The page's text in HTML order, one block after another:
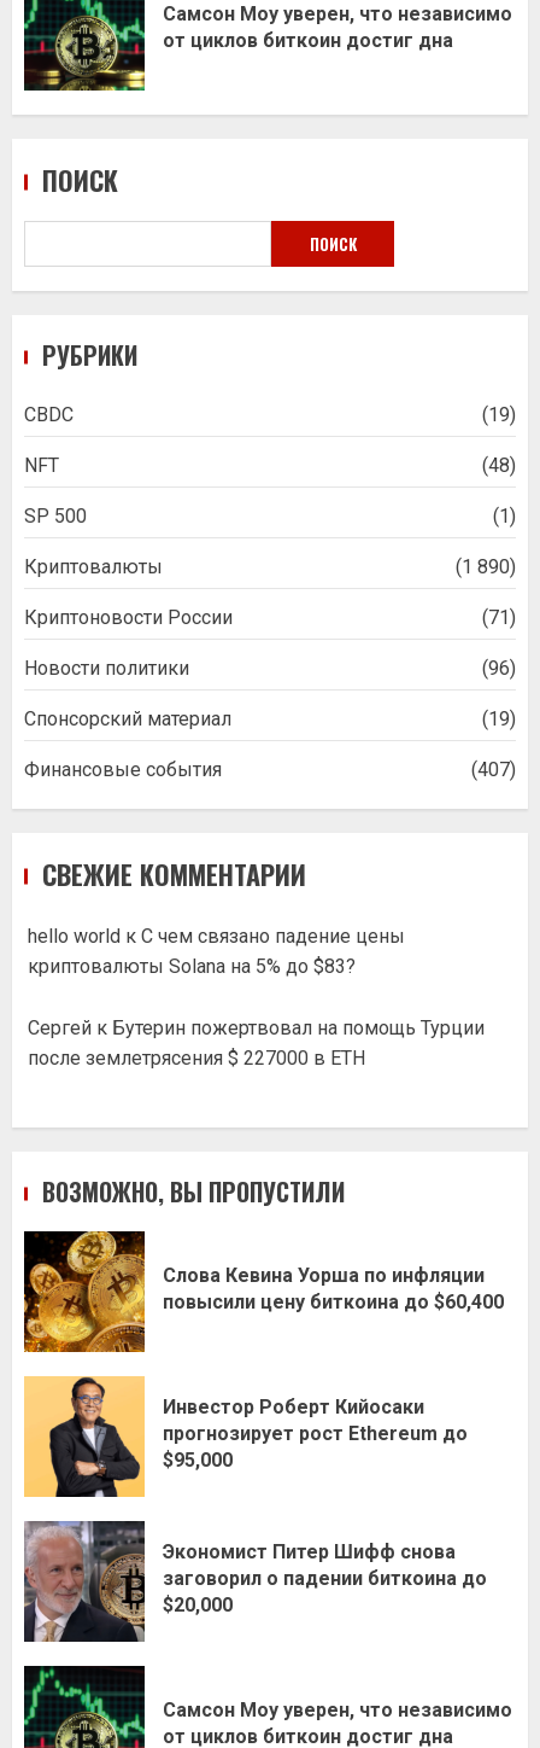
Самсон Моу уверен, что независимо
от циклов биткоин достиг дна
ПОИСК
ПОИСК
РУБРИКИ
CBDC (19)
NFT (48)
SP 500 (1)
Криптовалюты (1 890)
Криптоновости России (71)
Новости политики (96)
Спонсорский материал (19)
Финансовые события (407)
СВЕЖИЕ КОММЕНТАРИИ
hello world к С чем связано падение цены
криптовалюты Solana на 5% до $83?
Сергей к Бутерин пожертвовал на помощь Турции
после землетрясения $ 227000 в ETH
ВОЗМОЖНО, ВЫ ПРОПУСТИЛИ
Слова Кевина Уорша по инфляции
повысили цену биткоина до $60,400
Инвестор Роберт Кийосаки
прогнозирует рост Ethereum до
$95,000
Экономист Питер Шифф снова
заговорил о падении биткоина до
$20,000
Самсон Моу уверен, что независимо
от циклов биткоин достиг дна